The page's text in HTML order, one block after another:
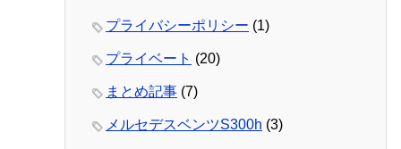
プライバシーポリシー (1)
プライベート (20)
まとめ記事 (7)
メルセデスベンツS300h (3)